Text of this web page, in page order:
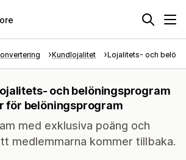
Kundlojalitet Lojalitets- och
och belöningsprogram
för belöningsprogram
med exklusiva poäng och
medlemmarna kommer tillbaka.